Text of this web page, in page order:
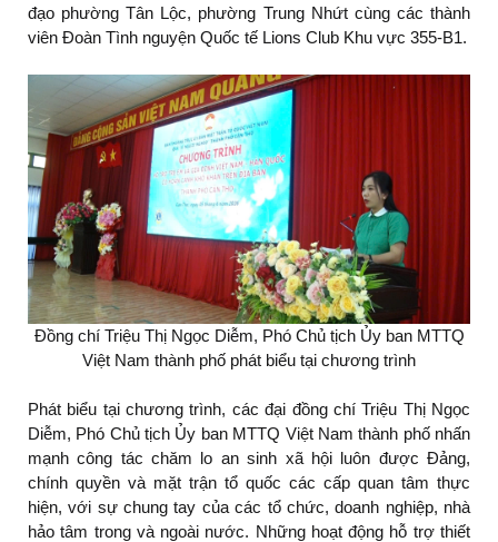
đạo phường Tân Lộc, phường Trung Nhứt cùng các thành
viên Đoàn Tình nguyện Quốc tế Lions Club Khu vực 355-B1.
Đồng chí Triệu Thị Ngọc Diễm, Phó Chủ tịch Ủy ban MTTQ
Việt Nam thành phố phát biểu tại chương trình
Phát biểu tại chương trình, các đại đồng chí Triệu Thị Ngọc
Diễm, Phó Chủ tịch Ủy ban MTTQ Việt Nam thành phố nhấn
mạnh công tác chăm lo an sinh xã hội luôn được Đảng,
chính quyền và mặt trận tổ quốc các cấp quan tâm thực
hiện, với sự chung tay của các tổ chức, doanh nghiệp, nhà
hảo tâm trong và ngoài nước. Những hoạt động hỗ trợ thiết